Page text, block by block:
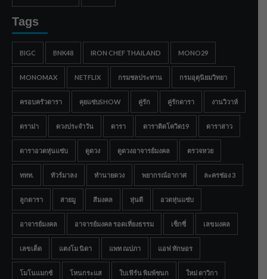
Tags
BIGC BNK48 IRON CHEF THAILAND MONO29
MONOMAX NETFLIX กรมชลประทาน กรมอุตุนิยมวิทยา
ครอบครัวดารา คุยแซ่บSHOW คู่รัก คู่รักดารา งานวิวาห์
ดราม่า ดวงประจำวัน ดารา ดาราติดโควิด19 ดาราสาว
ดาราอวดหุ่นแซ่บ ดูดวง ดูดวงอาจารย์มงคล ตรวจหวย
ททท. ทัวร์มาลง ทำนายดวง พยากรณ์อากาศ ละครช่อง 3
ลูกดารา สายมู สีมงคล หุ่นดี อวดหุ่นแซ่บ
อาจารย์มงคล อาจารย์มงคล รอดเที่ยงธรรม เซ็กซี่ เลขมงคล
เลขเด็ด แตงโม นิดา แพท ณปภา แอฟ ทักษอร
โมโนแมกซ์ โหนกระแส ใบเฟิร์น พิมพ์ชนก ใหม่ ดาวิกา